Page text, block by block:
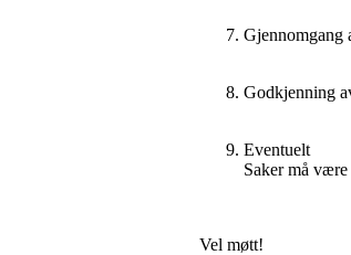
Gjennomgang
Godkjenning
Eventuelt
Saker må
Vel møtt!